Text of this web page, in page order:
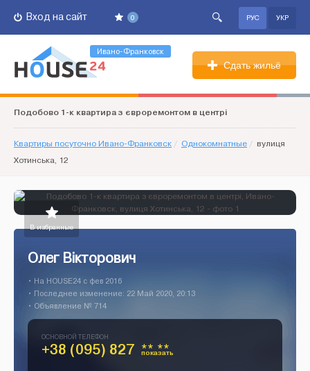
0
Вход на сайт РУС УКР
Ивано-Франковск
Сдать жильё
Подобово 1-к квартира з євроремонтом в центрі
Квартиры посуточно Ивано-Франковск / Однокомнатные / вулиця
Хотинська, 12
В избранные
Олег Вікторович
• На HOUSE24 c фев 2016
• Последнее изменение: 22 Май 2020, 20:13
• Объявление № 714
ОСНОВНОЙ ТЕЛЕФОН
+38 (095) 827 ** **
показать